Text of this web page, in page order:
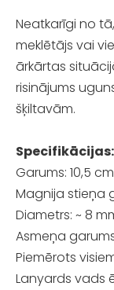
Neatkarīgi no
meklētājs vai
ārkārtas
risinājums
šķiltavām.
Specifikācijas:
Garums: 10,5 cm
Magnija stieņa
Diametrs: ~ 8
Asmeņa
Piemērots
Lanyards vads